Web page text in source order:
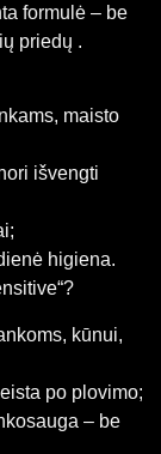
formulė – be
priedų .
maisto
išvengti
higiena.
kūnui,
po plovimo;
– be